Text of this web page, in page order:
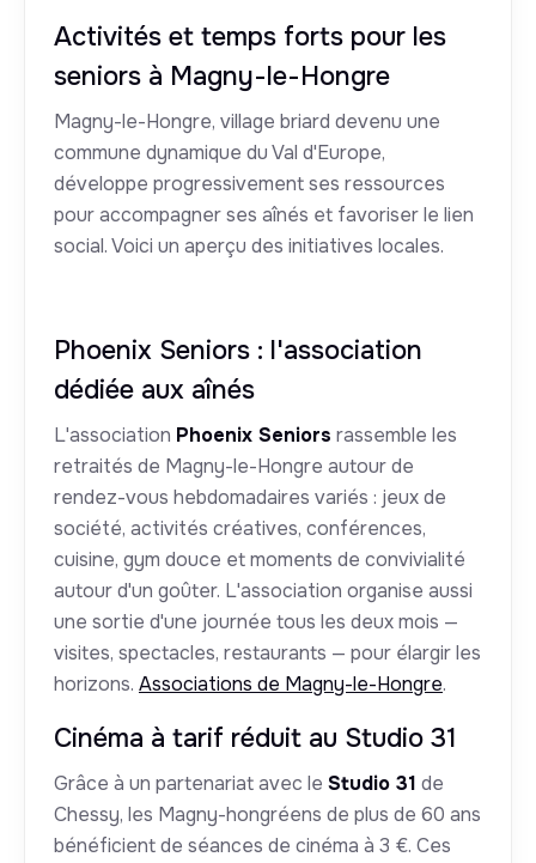
Activités et temps forts pour les
seniors à Magny-le-Hongre
Magny-le-Hongre, village briard devenu une
commune dynamique du Val d'Europe,
développe progressivement ses ressources
pour accompagner ses aînés et favoriser le lien
social. Voici un aperçu des initiatives locales.
Phoenix Seniors : l'association
dédiée aux aînés
L'association Phoenix Seniors rassemble les
retraités de Magny-le-Hongre autour de
rendez-vous hebdomadaires variés : jeux de
société, activités créatives, conférences,
cuisine, gym douce et moments de convivialité
autour d'un goûter. L'association organise aussi
une sortie d'une journée tous les deux mois —
visites, spectacles, restaurants — pour élargir les
horizons. Associations de Magny-le-Hongre.
Cinéma à tarif réduit au Studio 31
Grâce à un partenariat avec le Studio 31 de
Chessy, les Magny-hongréens de plus de 60 ans
bénéficient de séances de cinéma à 3 €. Ces